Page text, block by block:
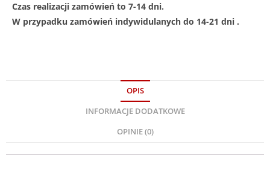
Czas realizacji zamówień to 7-14 dni.
W przypadku zamówień indywidulanych do 14-21 dni .
OPIS
INFORMACJE DODATKOWE
OPINIE (0)